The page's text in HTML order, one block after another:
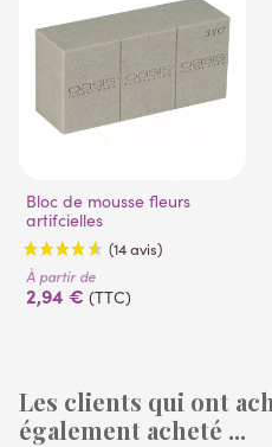
Bloc de mousse fleurs
artifcielles
À partir de
2,94 € (TTC)
Les clients qui ont
également acheté ...